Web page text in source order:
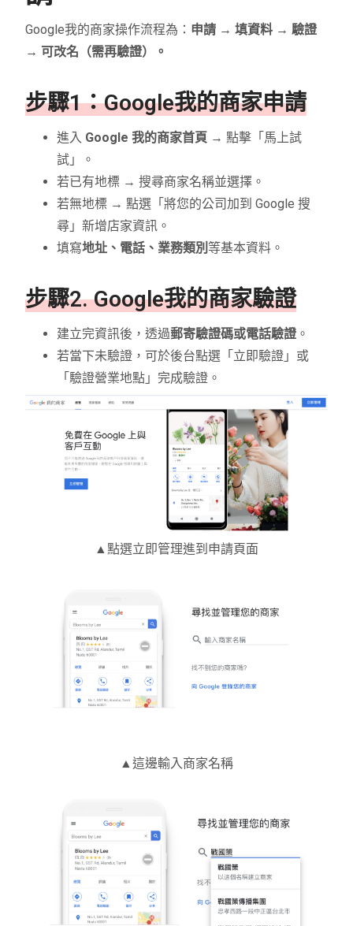
Google我的商家操作流程為： 申請 → 填資料 → 驗證
→ 可改名（需再驗證）。
步驟1：Google我的商家申請
進入 Google 我的商家首頁 → 點擊「馬上試
試」。
若已有地標 → 搜尋商家名稱並選擇。
若無地標 → 點選「將您的公司加到 Google 搜
尋」新增店家資訊。
填寫地址、電話、業務類別 等基本資料。
步驟2. Google我的商家驗證
建立完資訊後，透過郵寄驗證碼或電話驗證 。
若當下未驗證，可於後台點選「立即驗證」或
「驗證營業地點」完成驗證。
▲點選立即管理進到申請頁面
▲這邊輸入商家名稱